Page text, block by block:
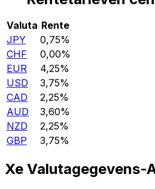
Valuta Rente
JPY
0,75%
CHF
0,00%
EUR
4,25%
USD
3,75%
CAD
2,25%
AUD
3,60%
NZD
2,25%
GBP
3,75%
Xe Valutagegevens-